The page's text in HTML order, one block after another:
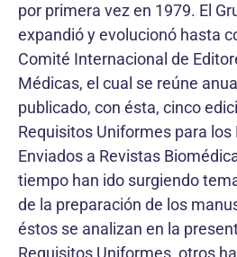
por primera vez en 1979. El
expandió y evolucionó hasta
Comité Internacional de
Médicas, el cual se reúne
publicado, con ésta, cinco
Requisitos Uniformes para
Enviados a Revistas
tiempo han ido surgiendo
de la preparación de los
éstos se analizan en la
Requisitos Uniformes, otros